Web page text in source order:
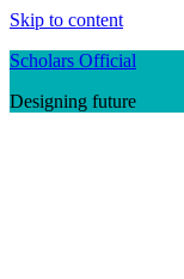
Skip to content
Scholars Official
Designing future